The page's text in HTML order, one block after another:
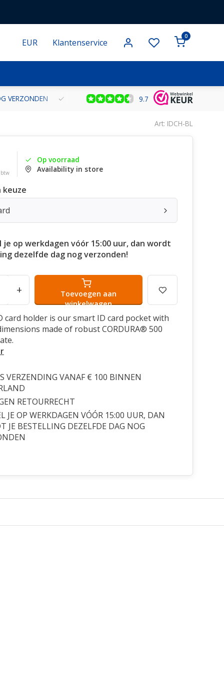
EUR Klantenservice
0
VERZONDEN GRATIS VERZENDING VANAF € 100 BINNEN
9.7
Art: IDCH-BL
btw
Op voorraad
Availability in store
keuze
je op werkdagen vóór 15:00 uur, dan wordt
dezelfde dag nog verzonden!
+
Toevoegen aan
winkelwagen
card holder is our smart ID card pocket with
made of robust CORDURA® 500
VERZENDING VANAF € 100 BINNEN
RETOURRECHT
JE OP WERKDAGEN VÓÓR 15:00 UUR, DAN
JE BESTELLING DEZELFDE DAG NOG